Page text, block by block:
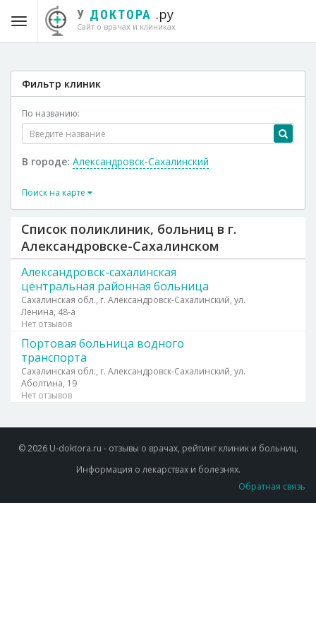
У ДОКТОРА .ру
Сайт о врачах и клиниках
Фильтр клиник
По названию:
В городе: Александровск-Сахалинский
Поиск на карте
Список поликлиник, больниц в г.
Александровске-Сахалинском
Александровск-сахалинская
центральная районная больница
Сахалинская обл., г. Александровск-Сахалинский, ул.
Ленина, 48-а
Нет отзывов
Портовая больница водного
транспорта
Сахалинская обл., г. Александровск-Сахалинский, ул.
Аболтина, 19
Нет отзывов
© 2026 U-doktora.ru - отзывы о врачах, рейтинг клиник и больниц.
Информация о лекарствах и болезнях.
Обратная связь